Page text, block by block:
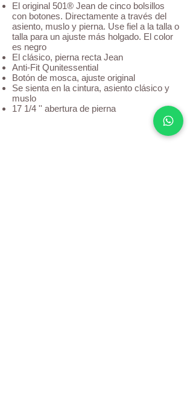
El original 501® Jean de cinco bolsillos
con botones. Directamente a través del
asiento, muslo y pierna. Use fiel a la talla o
talla para un ajuste más holgado. El color
es negro
El clásico, pierna recta Jean
Anti-Fit Qunitessential
Botón de mosca, ajuste original
Se sienta en la cintura, asiento clásico y
muslo
17 1/4 '' abertura de pierna